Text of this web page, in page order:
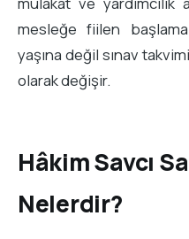
mesleğe fiilen
yaşına değil sınav
olarak değişir.
Hâkim Savcı
Nelerdir?